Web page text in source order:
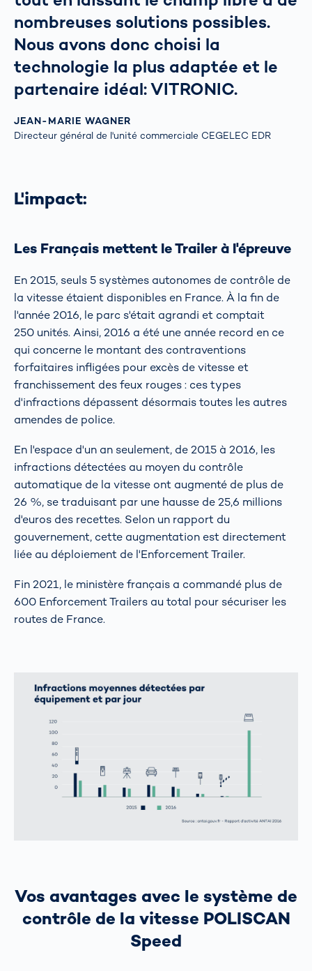
nombreuses solutions possibles.
Nous avons donc choisi la
technologie la plus adaptée et le
partenaire idéal: VITRONIC.
JEAN-MARIE WAGNER
Directeur général de l'unité commerciale CEGELEC EDR
L'impact:
Les Français mettent le Trailer à l'épreuve
En 2015, seuls 5 systèmes autonomes de contrôle de
la vitesse étaient disponibles en France. À la fin de
l'année 2016, le parc s'était agrandi et comptait
250 unités. Ainsi, 2016 a été une année record en ce
qui concerne le montant des contraventions
forfaitaires infligées pour excès de vitesse et
franchissement des feux rouges : ces types
d'infractions dépassent désormais toutes les autres
amendes de police.
En l'espace d'un an seulement, de 2015 à 2016, les
infractions détectées au moyen du contrôle
automatique de la vitesse ont augmenté de plus de
26 %, se traduisant par une hausse de 25,6 millions
d'euros des recettes. Selon un rapport du
gouvernement, cette augmentation est directement
liée au déploiement de l'Enforcement Trailer.
Fin 2021, le ministère français a commandé plus de
600 Enforcement Trailers au total pour sécuriser les
routes de France.
Vos avantages avec le système de
contrôle de la vitesse POLISCAN
Speed